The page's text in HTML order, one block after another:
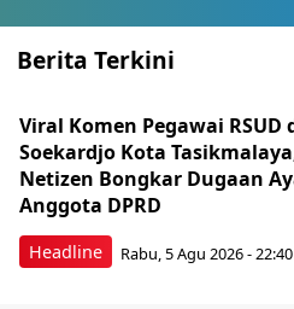
Berita Terkini
Headline
Viral Komen Pegawai RSUD
Soekardjo Kota
Netizen Bongkar Dugaan
Anggota DPRD
Rabu, 5 Agu 2026 - 22:40